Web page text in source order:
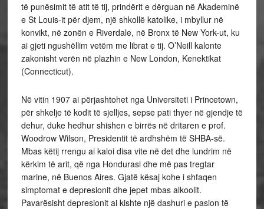
të punësimit të atit të tij, prindërit e dërguan në Akademinë
e St Louis-it për djem, një shkollë katolike, i mbyllur në
konvikt, në zonën e Riverdale, në Bronx të New York-ut, ku
ai gjeti ngushëllim vetëm me librat e tij. O’Neill kalonte
zakonisht verën në plazhin e New London, Kenektikat
(Connecticut).
Në vitin 1907 ai përjashtohet nga Universiteti i Princetown,
për shkelje të kodit të sjelljes, sepse pati thyer në gjendje të
dehur, duke hedhur shishen e birrës në dritaren e prof.
Woodrow Wilson, Presidentit të ardhshëm të SHBA-së.
Mbas këtij rrengu ai kaloi disa vite në det dhe lundrim në
kërkim të arit, që nga Hondurasi dhe më pas tregtar
marine, në Buenos Aires. Gjatë kësaj kohe i shfaqen
simptomat e depresionit dhe jepet mbas alkoolit.
Pavarësisht depresionit ai kishte një dashuri e pasion të